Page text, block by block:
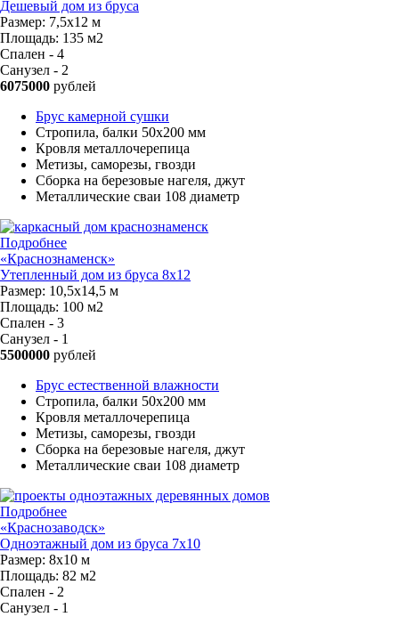
Дешевый дом из бруса
Размер: 7,5х12 м
Площадь: 135 м2
Спален - 4
Санузел - 2
6075000 рублей
Брус камерной сушки
Стропила, балки 50х200 мм
Кровля металлочерепица
Метизы, саморезы, гвозди
Сборка на березовые нагеля, джут
Металлические сваи 108 диаметр
Подробнее
«Краснознаменск»
Утепленный дом из бруса 8х12
Размер: 10,5х14,5 м
Площадь: 100 м2
Спален - 3
Санузел - 1
5500000 рублей
Брус естественной влажности
Стропила, балки 50х200 мм
Кровля металлочерепица
Метизы, саморезы, гвозди
Сборка на березовые нагеля, джут
Металлические сваи 108 диаметр
Подробнее
«Краснозаводск»
Одноэтажный дом из бруса 7х10
Размер: 8х10 м
Площадь: 82 м2
Спален - 2
Санузел - 1